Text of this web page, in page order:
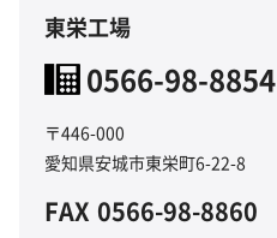
東栄工場
0566-98-8854
〒446-000
愛知県安城市東栄町6-22-8
FAX 0566-98-8860